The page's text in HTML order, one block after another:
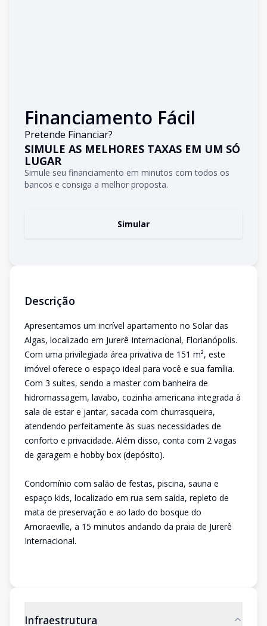
Financiamento Fácil
Pretende Financiar?
SIMULE AS MELHORES TAXAS EM UM SÓ
LUGAR
Simule seu financiamento em minutos com todos os
bancos e consiga a melhor proposta.
Simular
Descrição
Apresentamos um incrível apartamento no Solar das
Algas, localizado em Jurerê Internacional, Florianópolis.
Com uma privilegiada área privativa de 151 m², este
imóvel oferece o espaço ideal para você e sua família.
Com 3 suítes, sendo a master com banheira de
hidromassagem, lavabo, cozinha americana integrada à
sala de estar e jantar, sacada com churrasqueira,
atendendo perfeitamente às suas necessidades de
conforto e privacidade. Além disso, conta com 2 vagas
de garagem e hobby box (depósito).
Condomínio com salão de festas, piscina, sauna e
espaço kids, localizado em rua sem saída, repleto de
mata de preservação e ao lado do bosque do
Amoraeville, a 15 minutos andando da praia de Jurerê
Internacional.
Infraestrutura